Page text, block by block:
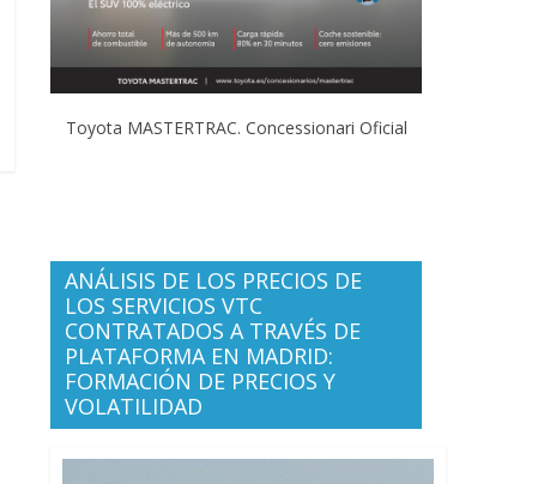
Toyota MASTERTRAC. Concessionari Oficial
ANÁLISIS DE LOS PRECIOS DE
LOS SERVICIOS VTC
CONTRATADOS A TRAVÉS DE
PLATAFORMA EN MADRID:
FORMACIÓN DE PRECIOS Y
VOLATILIDAD